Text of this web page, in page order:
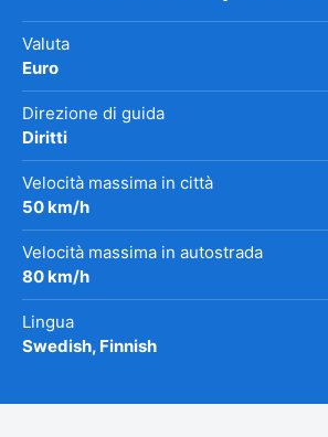
Valuta
Euro
Direzione di guida
Diritti
Velocità massima in città
50 km/h
Velocità massima in autostrada
80 km/h
Lingua
Swedish, Finnish